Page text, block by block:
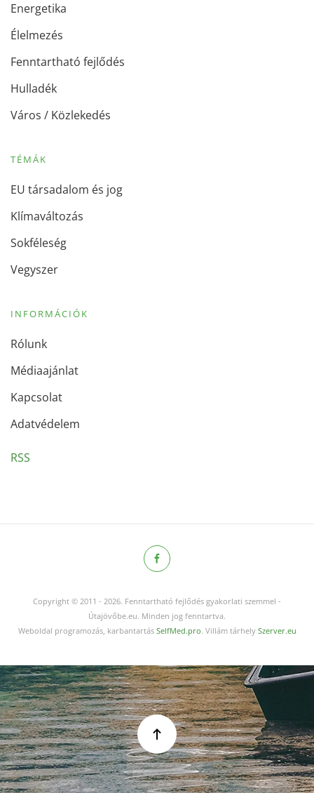
Energetika
Élelmezés
Fenntartható fejlődés
Hulladék
Város / Közlekedés
TÉMÁK
EU társadalom és jog
Klímaváltozás
Sokféleség
Vegyszer
INFORMÁCIÓK
Rólunk
Médiaajánlat
Kapcsolat
Adatvédelem
RSS
Copyright © 2011 - 2026. Fenntartható fejlődés gyakorlati szemmel -
Útajövőbe.eu. Minden jog fenntartva.
Weboldal programozás, karbantartás SelfMed.pro. Villám tárhely Szerver.eu